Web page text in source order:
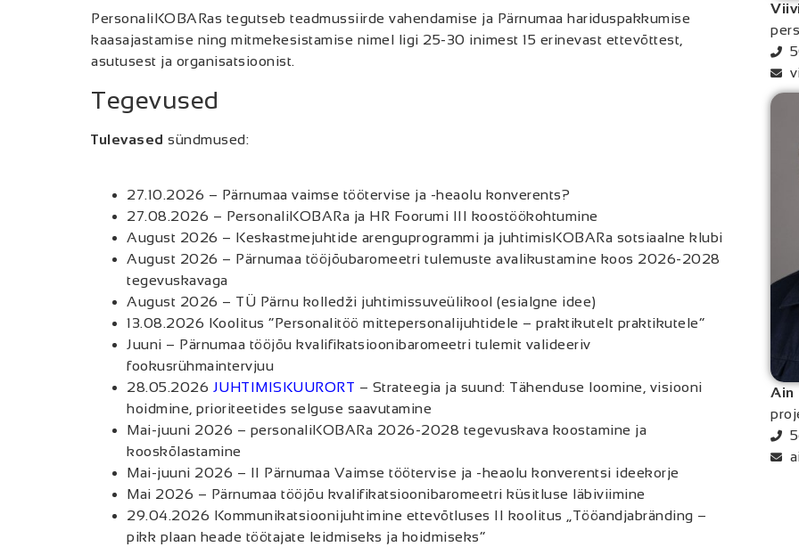
PersonaliKOBARas tegutseb teadmussiirde vahendamise ja Pärnumaa hariduspakkumise
kaasajastamise ning mitmekesistamise nimel ligi 25-30 inimest 15 erinevast ettevõttest,
asutusest ja organisatsioonist.
Tegevused
Tulevased sündmused:
27.10.2026 – Pärnumaa vaimse töötervise ja -heaolu konverents?
27.08.2026 – PersonaliKOBARa ja HR Foorumi III koostöökohtumine
August 2026 – Keskastmejuhtide arenguprogrammi ja juhtimisKOBARa sotsiaalne klubi
August 2026 – Pärnumaa tööjõubaromeetri tulemuste avalikustamine koos 2026-2028
tegevuskavaga
August 2026 – TÜ Pärnu kolledži juhtimissuveülikool (esialgne idee)
13.08.2026 Koolitus “Personalitöö mittepersonalijuhtidele – praktikutelt praktikutele”
Juuni – Pärnumaa tööjõu kvalifikatsioonibaromeetri tulemit valideeriv
fookusrühmaintervjuu
28.05.2026 JUHTIMISKUURORT – Strateegia ja suund: Tähenduse loomine, visiooni
hoidmine, prioriteetides selguse saavutamine
Mai-juuni 2026 – personaliKOBARa 2026-2028 tegevuskava koostamine ja
kooskõlastamine
Mai-juuni 2026 – II Pärnumaa Vaimse töötervise ja -heaolu konverentsi ideekorje
Mai 2026 – Pärnumaa tööjõu kvalifikatsioonibaromeetri küsitluse läbiviimine
29.04.2026 Kommunikatsioonijuhtimine ettevõtluses II koolitus „Tööandjabränding –
pikk plaan heade töötajate leidmiseks ja hoidmiseks“
Ain